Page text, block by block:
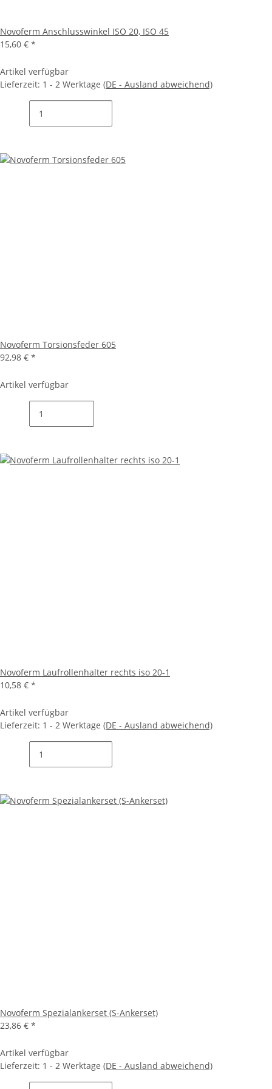
Novoferm Anschlusswinkel ISO 20, ISO 45
15,60 € *
Artikel verfügbar
Lieferzeit: 1 - 2 Werktage (DE - Ausland abweichend)
Novoferm Torsionsfeder 605
92,98 € *
Artikel verfügbar
Novoferm Laufrollenhalter rechts iso 20-1
10,58 € *
Artikel verfügbar
Lieferzeit: 1 - 2 Werktage (DE - Ausland abweichend)
Novoferm Spezialankerset (S-Ankerset)
23,86 € *
Artikel verfügbar
Lieferzeit: 1 - 2 Werktage (DE - Ausland abweichend)